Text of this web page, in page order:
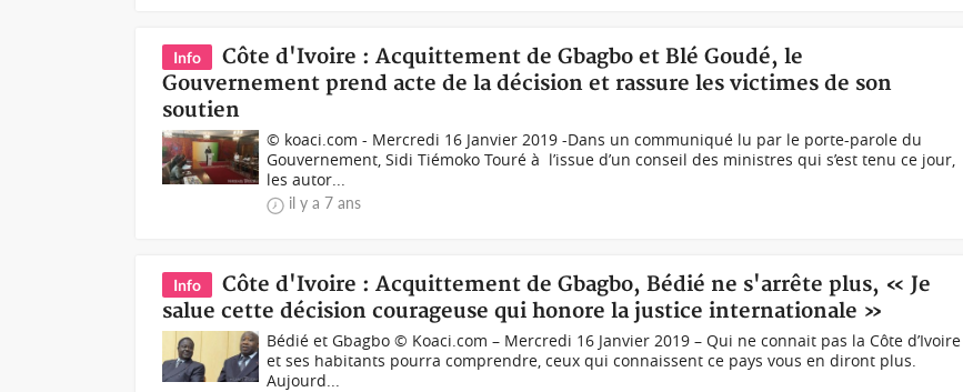
Info
Côte d'Ivoire : Acquittement de Gbagbo et Blé Goudé, le
Gouvernement prend acte de la décision et rassure les victimes de son
soutien
© koaci.com - Mercredi 16 Janvier 2019 -Dans un communiqué lu par le porte-parole du
Gouvernement, Sidi Tiémoko Touré à l’issue d’un conseil des ministres qui s’est tenu ce jour,
les autor...
il y a 7 ans
Info
Côte d'Ivoire : Acquittement de Gbagbo, Bédié ne s'arrête plus, « Je
salue cette décision courageuse qui honore la justice internationale »
Bédié et Gbagbo © Koaci.com – Mercredi 16 Janvier 2019 – Qui ne connait pas la Côte d’Ivoire
et ses habitants pourra comprendre, ceux qui connaissent ce pays vous en diront plus.
Aujourd...